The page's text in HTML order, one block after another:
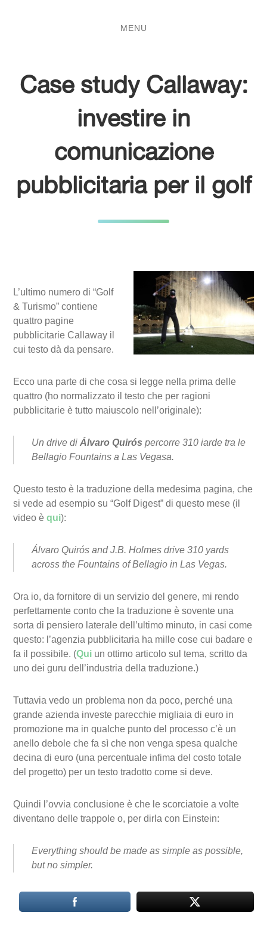
MENU
Case study Callaway:
investire in
comunicazione
pubblicitaria per il golf
L’ultimo numero di “Golf
& Turismo” contiene
quattro pagine
pubblicitarie Callaway il
cui testo dà da pensare.
Ecco una parte di che cosa si legge nella prima delle
quattro (ho normalizzato il testo che per ragioni
pubblicitarie è tutto maiuscolo nell’originale):
Un drive diÁlvaro Quirós percorre 310 iarde tra le
Bellagio Fountains a Las Vegasa.
Questo testo è la traduzione della medesima pagina, che
si vede ad esempio su “Golf Digest” di questo mese (il
video èqui):
Álvaro Quirós and J.B. Holmes drive 310 yards
across the Fountains of Bellagio in Las Vegas.
Ora io, da fornitore di un servizio del genere, mi rendo
perfettamente conto che la traduzione è sovente una
sorta di pensiero laterale dell’ultimo minuto, in casi come
questo: l’agenzia pubblicitaria ha mille cose cui badare e
fa il possibile. (Qui un ottimo articolo sul tema, scritto da
uno dei guru dell’industria della traduzione.)
Tuttavia vedo un problema non da poco, perché una
grande azienda investe parecchie migliaia di euro in
promozione ma in qualche punto del processo c’è un
anello debole che fa sì che non venga spesa qualche
decina di euro (una percentuale infima del costo totale
del progetto) per un testo tradotto come si deve.
Quindi l’ovvia conclusione è che le scorciatoie a volte
diventano delle trappole o, per dirla con Einstein:
Everything should be made as simple as possible,
but no simpler.